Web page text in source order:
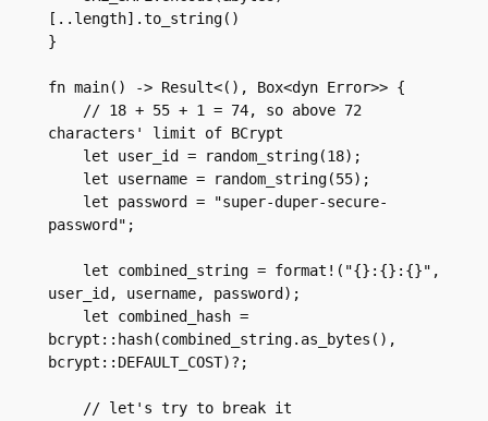
[..length].to_string()
}
fn main() -> Result<(), Box<dyn Error>> {
characters' limit of BCrypt
    let user_id = random_string(18);
    let username = random_string(55);
password";
user_id, username, password);
bcrypt::hash(combined_string.as_bytes(),
bcrypt::DEFAULT_COST)?;
    // let's try to break it